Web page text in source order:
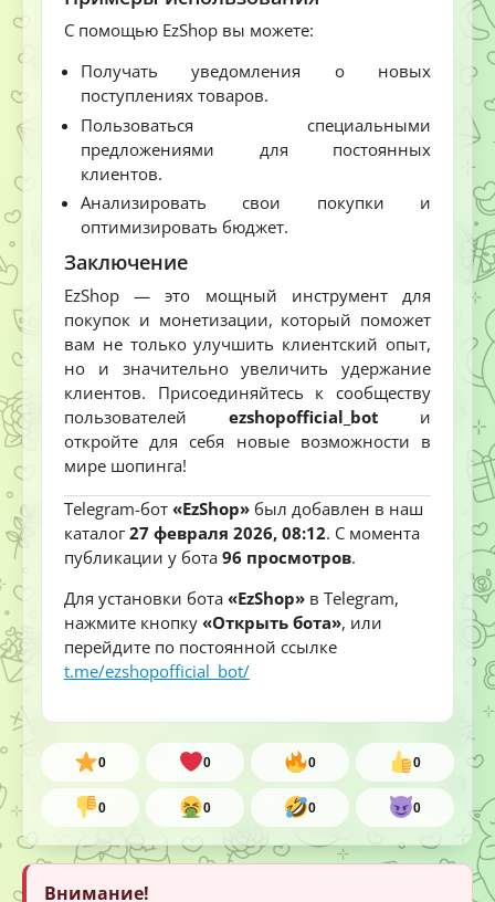
С помощью EzShop вы можете:
Получать уведомления о новых
поступлениях товаров.
Пользоваться специальными
предложениями для постоянных
клиентов.
Анализировать свои покупки и
оптимизировать бюджет.
Заключение
EzShop — это мощный инструмент для
покупок и монетизации, который поможет
вам не только улучшить клиентский опыт,
но и значительно увеличить удержание
клиентов. Присоединяйтесь к сообществу
пользователей ezshopofficial_bot и
откройте для себя новые возможности в
мире шопинга!
Telegram-бот «EzShop» был добавлен в наш
каталог27 февраля 2026, 08:12. С момента
публикации у бота 96 просмотров.
Для установки бота «EzShop» в Telegram,
нажмите кнопку «Открыть бота», или
перейдите по постоянной ссылке
t.me/ezshopofficial_bot/
0 0 0 0
0 0 0 0
Внимание!